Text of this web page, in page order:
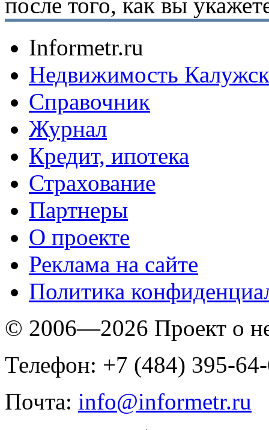
Informetr.ru
Недвижимость
Справочник
Журнал
Кредит, ипотека
Страхование
Партнеры
O проекте
Реклама на сайте
Политика
© 2006—2026 Проект о
Телефон: +7 (484) 395-
Почта: info@informetr.ru